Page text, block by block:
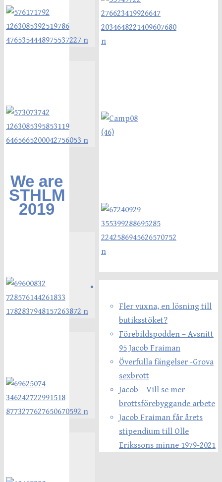
We are
STHLM
2019
Fler vuxna, en lösning till
butiksstöket?
Förebildspodden – Avsnitt
95 Jacob Fraiman
Överfulla fängelser -Grova
sexbrott
Jacob – Vill se mer
brottsförebyggande arbete
Jacob Fraiman får årets
stipendium till Olle
Erikssons minne 1979-2021